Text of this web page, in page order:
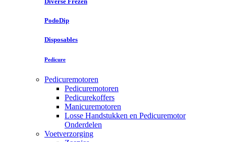
PodoDip
Disposables
Pedicure
Pedicuremotoren
Pedicuremotoren
Pedicurekoffers
Manicuremotoren
Losse Handstukken en Pedicuremotor
Onderdelen
Voetverzorging